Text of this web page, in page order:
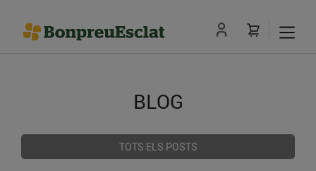
BLOG
TOTS ELS POSTS